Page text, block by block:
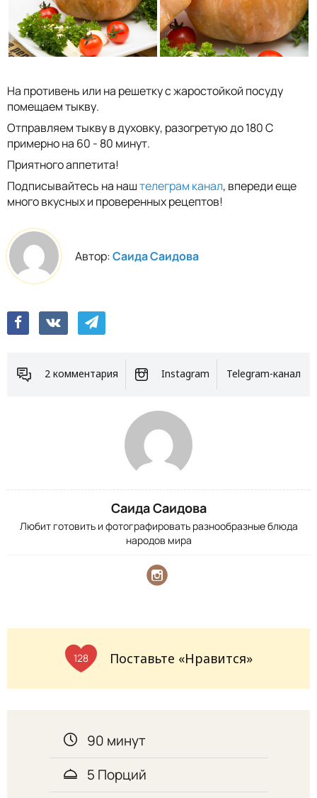
На противень или на решетку с жаростойкой посуду
помещаем тыкву.
Отправляем тыкву в духовку, разогретую до 180 С
примерно на 60 - 80 минут.
Приятного аппетита!
Подписывайтесь на наштелеграм канал, впереди еще
много вкусных и проверенных рецептов!
Автор:Саида Саидова
2 комментария Instagram Telegram-канал
Саида Саидова
Любит готовить и фотографировать разнообразные блюда
народов мира
128 Поставьте «Нравится»
90 минут
5 Порций